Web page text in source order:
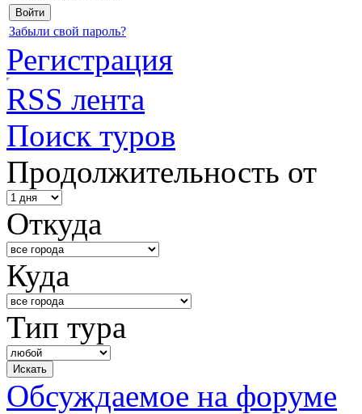
Забыли свой пароль?
Регистрация
RSS лента
Поиск туров
Продолжительность от
Откуда
Куда
Тип тура
Обсуждаемое на форуме